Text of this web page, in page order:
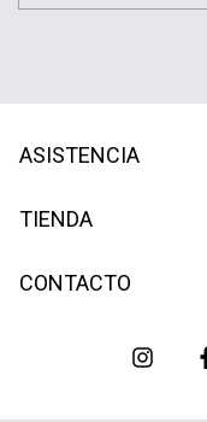
ASISTENCIA
TIENDA
CONTACTO